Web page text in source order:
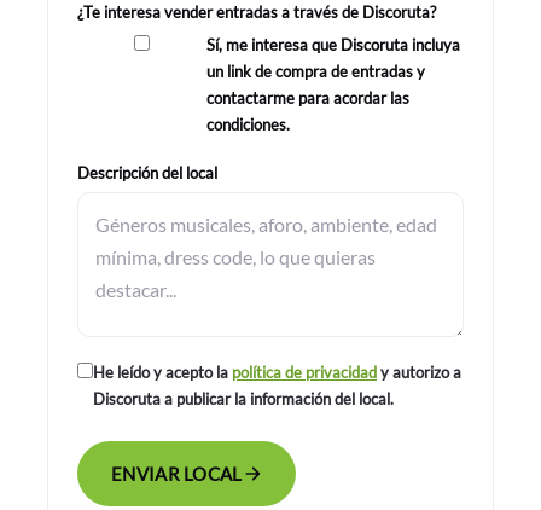
¿Te interesa vender entradas a través de Discoruta?
Sí, me interesa que Discoruta incluya
un link de compra de entradas y
contactarme para acordar las
condiciones.
Descripción del local
He leído y acepto la política de privacidady autorizo a
Discoruta a publicar la información del local.
ENVIAR LOCAL